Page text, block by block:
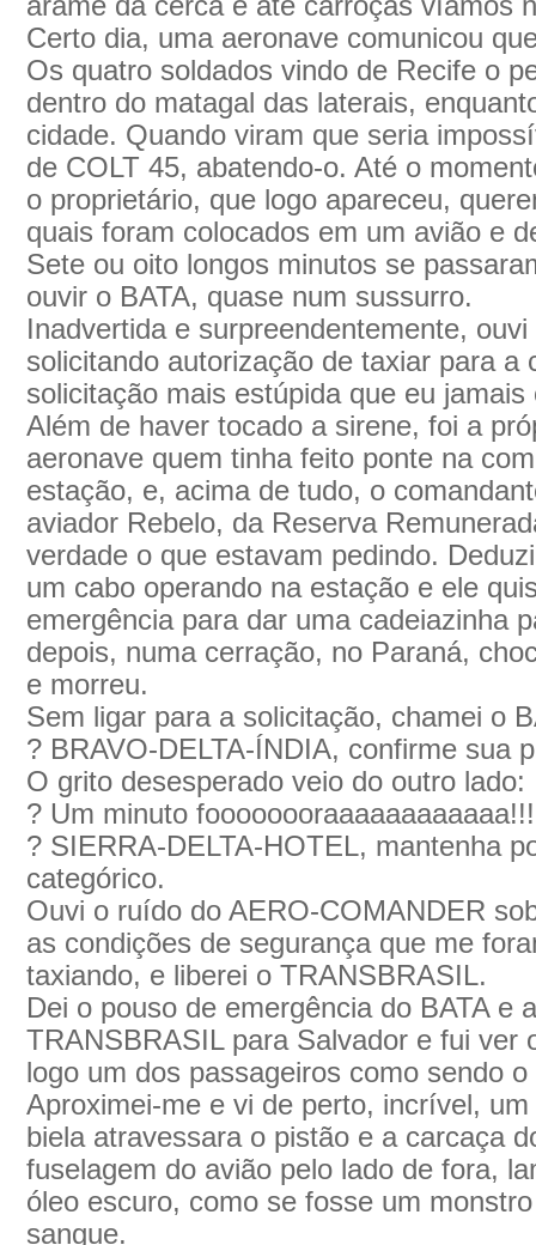
Certo dia, uma aeronave comunicou
Os quatro soldados vindo de Recife o
dentro do matagal das laterais,
cidade. Quando viram que seria
de COLT 45, abatendo-o. Até o
o proprietário, que logo apareceu,
quais foram colocados em um avião e
Sete ou oito longos minutos se
ouvir o BATA, quase num sussurro.
Inadvertida e surpreendentemente,
solicitando autorização de taxiar para a
solicitação mais estúpida que eu
Além de haver tocado a sirene, foi a
aeronave quem tinha feito ponte na
estação, e, acima de tudo, o
aviador Rebelo, da Reserva
verdade o que estavam pedindo.
um cabo operando na estação e ele
emergência para dar uma cadeiazinha
depois, numa cerração, no Paraná,
e morreu.
Sem ligar para a solicitação, chamei o
? BRAVO-DELTA-ÍNDIA, confirme sua
O grito desesperado veio do outro lado:
? Um minuto
? SIERRA-DELTA-HOTEL, mantenha
categórico.
Ouvi o ruído do AERO-COMANDER
as condições de segurança que me
taxiando, e liberei o TRANSBRASIL.
Dei o pouso de emergência do BATA e
TRANSBRASIL para Salvador e fui ver
logo um dos passageiros como sendo
Aproximei-me e vi de perto, incrível,
biela atravessara o pistão e a carcaça
fuselagem do avião pelo lado de fora,
óleo escuro, como se fosse um
sangue.